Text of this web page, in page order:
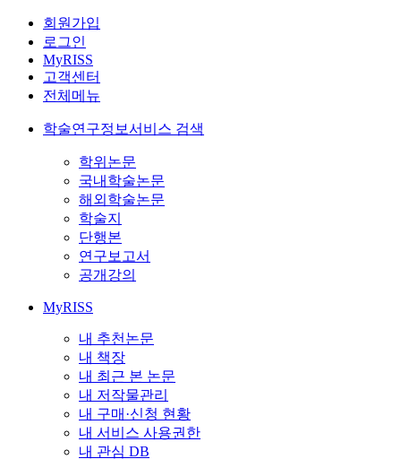
회원가입
로그인
MyRISS
고객센터
전체메뉴
학술연구정보서비스 검색
학위논문
국내학술논문
해외학술논문
학술지
단행본
연구보고서
공개강의
MyRISS
내 추천논문
내 책장
내 최근 본 논문
내 저작물관리
내 구매·신청 현황
내 서비스 사용권한
내 관심 DB